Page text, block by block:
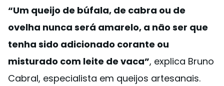
“Um queijo de búfala, de cabra ou de
ovelha nunca será amarelo, a não ser que
tenha sido adicionado corante ou
misturado com leite de vaca”, explica Bruno
Cabral, especialista em queijos artesanais.